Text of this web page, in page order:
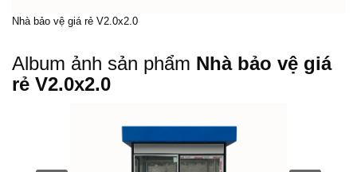
Nhà bảo vệ giá rẻ V2.0x2.0
Album ảnh sản phẩm Nhà bảo vệ giá
rẻ V2.0x2.0